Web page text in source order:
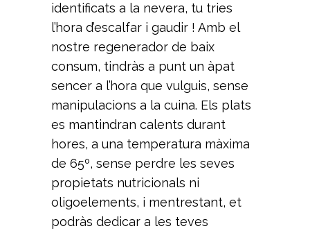
identificats a la nevera, tu tries
l’hora d’escalfar i gaudir ! Amb el
nostre regenerador de baix
consum, tindràs a punt un àpat
sencer a l’hora que vulguis, sense
manipulacions a la cuina. Els plats
es mantindran calents durant
hores, a una temperatura màxima
de 65º, sense perdre les seves
propietats nutricionals ni
oligoelements, i mentrestant, et
podràs dedicar a les teves